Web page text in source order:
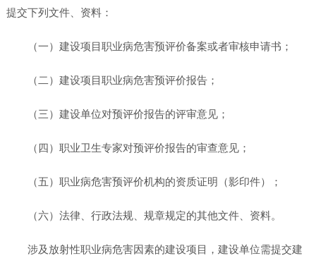
提交下列文件、资料：
（一）建设项目职业病危害预评价备案或者审核申请书；
（二）建设项目职业病危害预评价报告；
（三）建设单位对预评价报告的评审意见；
（四）职业卫生专家对预评价报告的审查意见；
（五）职业病危害预评价机构的资质证明（影印件）；
（六）法律、行政法规、规章规定的其他文件、资料。
涉及放射性职业病危害因素的建设项目，建设单位需提交建